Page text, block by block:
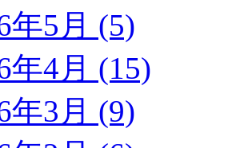
年5月 (5)
年4月 (15)
年3月 (9)